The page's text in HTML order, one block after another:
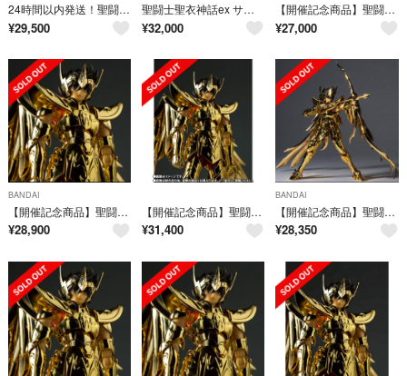
24時間以内発送！聖闘士聖衣神話EX サジタリアス星矢 GOLD24
¥29,500
聖闘士聖衣神話ex サジタリアス星矢 gold24 新品未開封
¥32,000
【開催記念商品】聖闘士聖衣神話EX サジタリアス星矢 GOLD24
¥27,000
BANDAI
【開催記念商品】聖闘士聖衣神話EX サジタリアス星矢 GOLD24
¥28,900
【開催記念商品】聖闘士聖衣神話EX サジタリアス星矢 GOLD24
¥31,400
BANDAI
【開催記念商品】聖闘士聖衣神話EX サジタリアス星矢 GOLD24
¥28,350